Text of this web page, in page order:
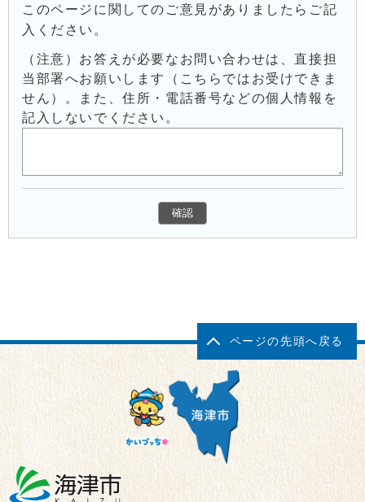
このページに関してのご意見がありましたらご記
入ください。
（注意）お答えが必要なお問い合わせは、直接担
当部署へお願いします（こちらではお受けできま
せん）。また、住所・電話番号などの個人情報を
記入しないでください。
ページの先頭へ戻る